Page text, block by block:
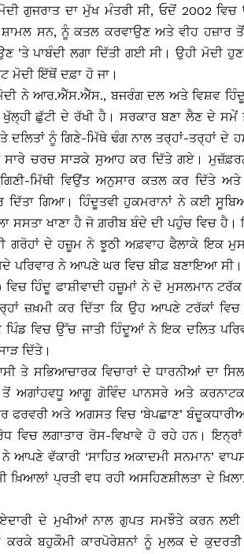
ਗੁਜਰਾਤ ਦਾ ਮੁੱਖ ਮੰਤਰੀ ਸੀ, ਓਦੋਂ 2002
ਸ਼ਾਮਲ ਸਨ, ਨੂੰ ਕਤਲ ਕਰਵਾਉਣ ਅਤੇ ਵੀਹ ਹਜ਼ਾਰ
’ਤੇ ਪਾਬੰਦੀ ਲਗਾ ਦਿੱਤੀ ਗਈ ਸੀ। ਉਹੀ ਮੋਦੀ
ਮੋਦੀ ਇੱਥੋਂ ਦਫ਼ਾ ਹੋ ਜਾ।
ਨੇ ਆਰ.ਐੱਸ.ਐੱਸ., ਬਜਰੰਗ ਦਲ ਅਤੇ ਵਿਸ਼ਵ
ਛੁੱਟੀ ਦੇ ਰੱਖੀ ਹੈ। ਸਰਕਾਰ ਬਣਾ ਲੈਣ ਦੇ ਸਮੇਂ ਤੋਂ
ਨੂੰ ਗਿਣੇ-ਮਿੱਥੇ ਢੰਗ ਨਾਲ ਤਰ੍ਹਾਂ-ਤਰ੍ਹਾਂ ਦੇ
ਸਾਰੇ ਚਰਚ ਸਾੜਕੇ ਸੁਆਹ ਕਰ ਦਿੱਤੇ ਗਏ।
ਮਿੱਥੀ ਵਿਉਂਤ ਅਨੁਸਾਰ ਕਤਲ ਕਰ ਦਿੱਤੇ
ਗਿਆ। ਹਿੰਦੂਤਵੀ ਹੁਕਮਰਾਨਾਂ ਨੇ ਕਈ
ਸਸਤਾ ਖਾਣਾ ਹੈ ਜੋ ਗ਼ਰੀਬ ਬੰਦੇ ਦੀ ਪਹੁੰਚ ਵਿਚ
ਗਰੋਹਾਂ ਦੇ ਹਜ਼ੂਮ ਨੇ ਝੂਠੀ ਅਫ਼ਵਾਹ ਫੈਲਾਕੇ ਇਕ
ਪਰਿਵਾਰ ਨੇ ਆਪਣੇ ਘਰ ਵਿਚ ਬੀਫ਼ ਬਣਾਇਆ ਸੀ।
ਹਿੰਦੂ ਫਾਸ਼ੀਵਾਦੀ ਹਜ਼ੂਮਾਂ ਨੇ ਦੋ ਮੁਸਲਮਾਨ
ਜ਼ਖ਼ਮੀ ਕਰ ਦਿੱਤਾ ਕਿ ਉਹ ਆਪਣੇ ਟਰੱਕਾਂ
ਵਿਚ ਉੱਚ ਜਾਤੀ ਹਿੰਦੂਆਂ ਨੇ ਇਕ ਦਲਿਤ
ਦਿੱਤੇ।
ਤੇ ਸਭਿਆਚਾਰਕ ਵਿਚਾਰਾਂ ਦੇ ਧਾਰਨੀਆਂ ਦਾ
ਅਗਾਂਹਵਧੂ ਆਗੂ ਗੋਵਿੰਦ ਪਾਨਸਰੇ ਅਤੇ
ਅਤੇ ਅਗਸਤ ਵਿਚ ‘ਬੇਪਛਾਣ’
ਲਗਾਤਾਰ ਰੋਸ-ਵਿਖਾਵੇ ਹੋ ਰਹੇ ਹਨ।
ਵੱਕਾਰੀ ‘ਸਾਹਿਤ ਅਕਾਦਮੀ ਸਨਮਾਨ’
ਪ੍ਰਤੀ ਵਧ ਰਹੀ ਅਸਹਿਣਸ਼ੀਲਤਾ ਦੇ
ਦੇ ਮੁਖੀਆਂ ਨਾਲ ਗੁਪਤ ਸਮਝੌਤੇ ਕਰਨ ਲਈ
ਬਹੁਕੌਮੀ ਕਾਰਪੋਰੇਸ਼ਨਾਂ ਨੂੰ ਮੁਲਕ ਦੇ ਕੁਦਰਤੀ